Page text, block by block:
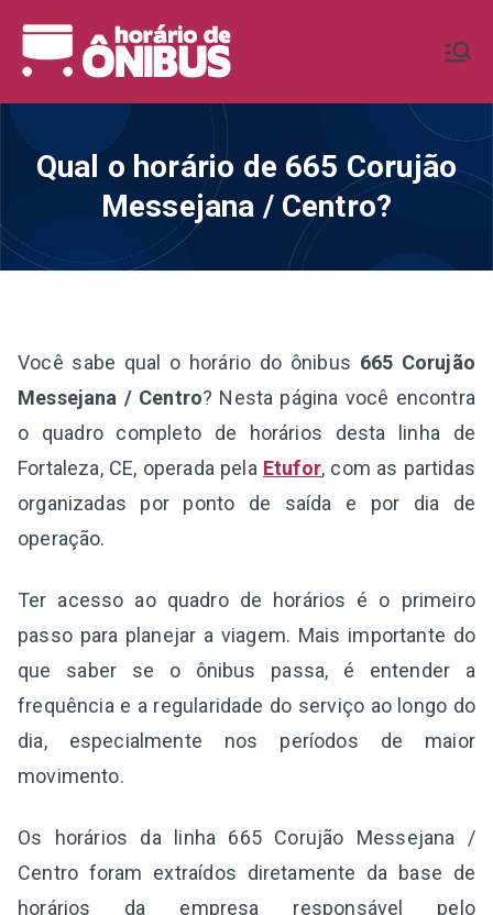
para
Ônibus BR
Horários de Ônibus de todo o
Qual o horário de 665 Corujão
Messejana / Centro?
Você sabe qual o horário do ônibus 665 Corujão
Messejana / Centro? Nesta página você encontra
o quadro completo de horários desta linha de
Fortaleza, CE, operada pela Etufor, com as partidas
organizadas por ponto de saída e por dia de
operação.
Ter acesso ao quadro de horários é o primeiro
passo para planejar a viagem. Mais importante do
que saber se o ônibus passa, é entender a
frequência e a regularidade do serviço ao longo do
dia, especialmente nos períodos de maior
movimento.
Os horários da linha 665 Corujão Messejana /
Centro foram extraídos diretamente da base de
horários da empresa responsável pelo